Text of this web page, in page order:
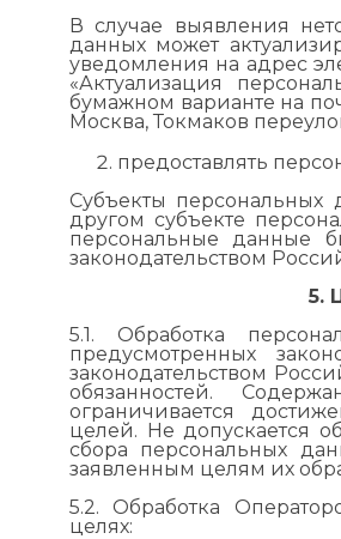
В случае выявления
данных может
уведомления на адрес
«Актуализация
бумажном варианте на
Москва, Токмаков
предоставлять
Субъекты
другом субъекте
персональные данные
законодательством
5.
5.1. Обработка
предусмотренных
законодательством
обязанностей.
ограничивается
целей. Не допускается
сбора персональных
заявленным целям их
5.2. Обработка
целях: